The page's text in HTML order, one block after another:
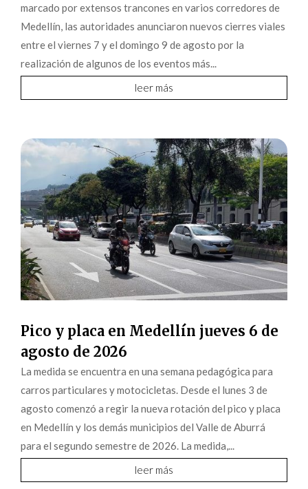
marcado por extensos trancones en varios corredores de
Medellín, las autoridades anunciaron nuevos cierres viales
entre el viernes 7 y el domingo 9 de agosto por la
realización de algunos de los eventos más...
leer más
Pico y placa en Medellín jueves 6 de
agosto de 2026
La medida se encuentra en una semana pedagógica para
carros particulares y motocicletas. Desde el lunes 3 de
agosto comenzó a regir la nueva rotación del pico y placa
en Medellín y los demás municipios del Valle de Aburrá
para el segundo semestre de 2026. La medida,...
leer más